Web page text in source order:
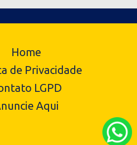
Home
de Privacidade
LGPD
Aqui